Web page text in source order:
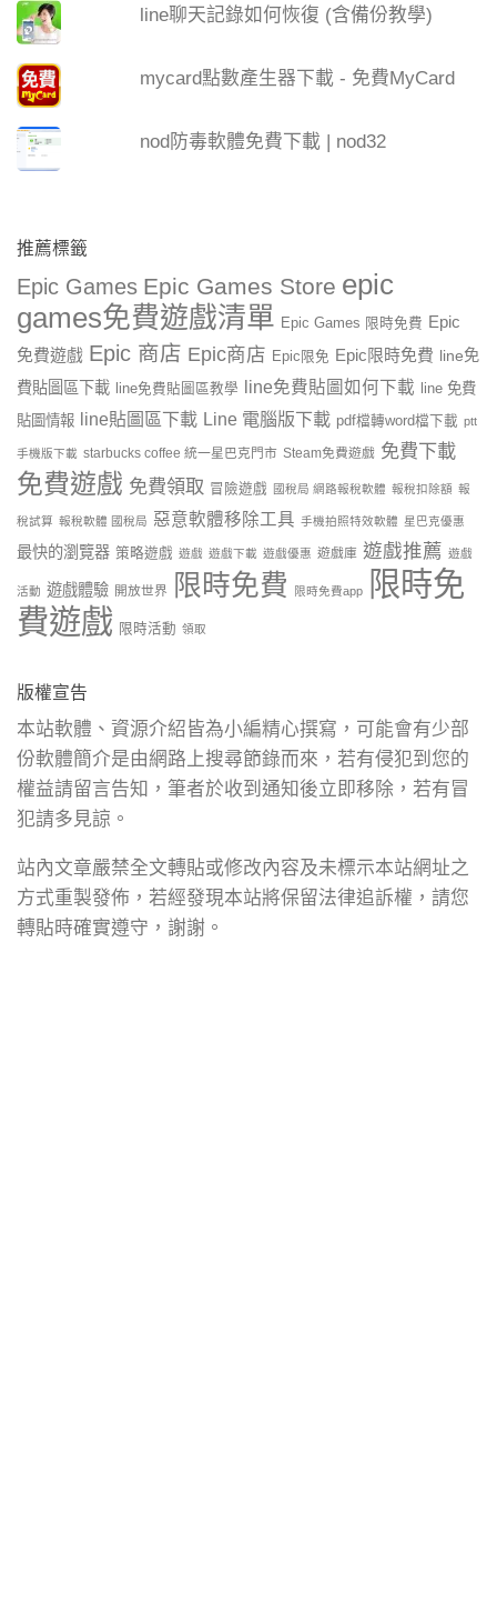
line聊天記錄如何恢復 (含備份教學)
mycard點數產生器下載 - 免費MyCard
nod防毒軟體免費下載 | nod32
推薦標籤
Epic Games Epic Games Store epic
games免費遊戲清單 Epic Games 限時免費 Epic
免費遊戲 Epic 商店 Epic商店 Epic限免 Epic限時免費 line免
費貼圖區下載
line免費貼圖區教學 line免費貼圖如何下載
line 免費
貼圖情報
line貼圖區下載 Line 電腦版下載 pdf檔轉word檔下載 ptt
手機版下載 starbucks coffee 統一星巴克門市 Steam免費遊戲 免費下載
免費遊戲 免費領取 冒險遊戲 國稅局 網路報稅軟體 報稅扣除額 報
稅試算 報稅軟體 國稅局 惡意軟體移除工具 手機拍照特效軟體 星巴克優惠
最快的瀏覽器 策略遊戲 遊戲 遊戲下載 遊戲優惠 遊戲庫 遊戲推薦 遊戲
活動 遊戲體驗 開放世界 限時免費 限時免費app
限時免
費遊戲 限時活動 領取
版權宣告
本站軟體、資源介紹皆為小編精心撰寫，可能會有少部
份軟體簡介是由網路上搜尋節錄而來，若有侵犯到您的
權益請留言告知，筆者於收到通知後立即移除，若有冒
犯請多見諒。
站內文章嚴禁全文轉貼或修改內容及未標示本站網址之
方式重製發佈，若經發現本站將保留法律追訴權，請您
轉貼時確實遵守，謝謝。